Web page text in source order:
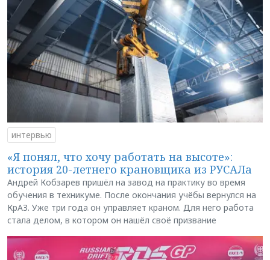
интервью
«Я понял, что хочу работать на высоте»:
история 20-летнего крановщика из РУСАЛа
Андрей Кобзарев пришёл на завод на практику во время
обучения в техникуме. После окончания учёбы вернулся на
КрАЗ. Уже три года он управляет краном. Для него работа
стала делом, в котором он нашёл своё призвание